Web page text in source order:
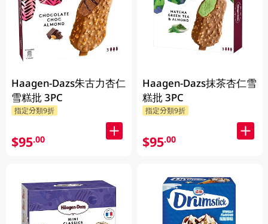
Haagen-Dazs朱古力杏仁
雪糕批 3PC
指定分類9折
$95.00
Haagen-Dazs抹茶杏仁雪
糕批 3PC
指定分類9折
$95.00